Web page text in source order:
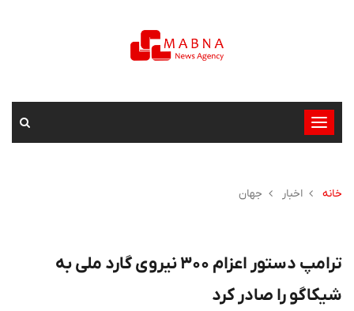
تغییر
وضعیت
خانه
اخبار جهان
ترامپ دستور اعزام ۳۰۰ نیروی گارد ملی به
شیکاگو را صادر کرد